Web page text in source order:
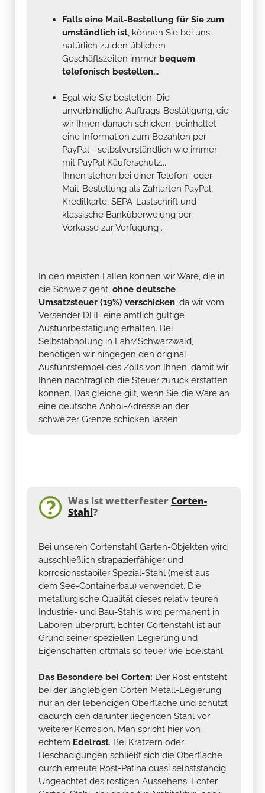
Falls eine Mail-Bestellung für Sie zum
umständlich ist, können Sie bei uns
natürlich zu den üblichen
Geschäftszeiten immer bequem
telefonisch bestellen...
Egal wie Sie bestellen: Die
unverbindliche Auftrags-Bestätigung, die
wir Ihnen danach schicken, beinhaltet
eine Information zum Bezahlen per
PayPal - selbstverständlich wie immer
mit PayPal Käuferschutz...
Ihnen stehen bei einer Telefon- oder
Mail-Bestellung als Zahlarten PayPal,
Kreditkarte, SEPA-Lastschrift und
klassische Banküberweiung per
Vorkasse zur Verfügung .
In den meisten Fällen können wir Ware, die in
die Schweiz geht, ohne deutsche
Umsatzsteuer (19%) verschicken, da wir vom
Versender DHL eine amtlich gültige
Ausfuhrbestätigung erhalten. Bei
Selbstabholung in Lahr/Schwarzwald,
benötigen wir hingegen den original
Ausfuhrstempel des Zolls von Ihnen, damit wir
Ihnen nachträglich die Steuer zurück erstatten
können. Das gleiche gilt, wenn Sie die Ware an
eine deutsche Abhol-Adresse an der
schweizer Grenze schicken lassen.
Was ist wetterfesterCorten-
Stahl?
Bei unseren Cortenstahl Garten-Objekten wird
ausschließlich strapazierfähiger und
korrosionsstabiler Spezial-Stahl (meist aus
dem See-Containerbau) verwendet. Die
metallurgische Qualität dieses relativ teuren
Industrie- und Bau-Stahls wird permanent in
Laboren überprüft. Echter Cortenstahl ist auf
Grund seiner speziellen Legierung und
Eigenschaften oftmals so teuer wie Edelstahl.
Das Besondere bei Corten: Der Rost entsteht
bei der langlebigen Corten Metall-Legierung
nur an der lebendigen Oberfläche und schützt
dadurch den darunter liegenden Stahl vor
weiterer Korrosion. Man spricht hier von
echtem Edelrost. Bei Kratzern oder
Beschädigungen schließt sich die Oberfläche
durch erneute Rost-Patina quasi selbstständig.
Ungeachtet des rostigen Aussehens: Echter